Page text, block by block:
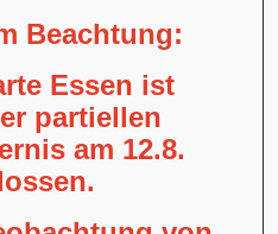
Beachtung:
Essen ist
partiellen
am 12.8.